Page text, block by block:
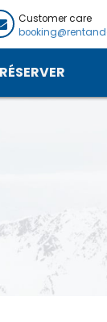
Customer care
RÉSERVER